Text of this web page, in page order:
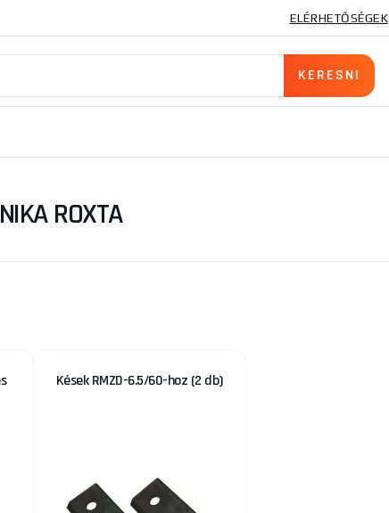
ELÉRHETŐSÉGEK
ROXTA
Kések RMZD-6.5/60-hoz (2 db)